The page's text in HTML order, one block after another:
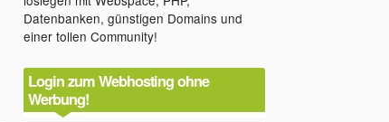
Datenbanken, günstigen Domains und
einer tollen Community!
Login zum Webhosting ohne
Werbung!